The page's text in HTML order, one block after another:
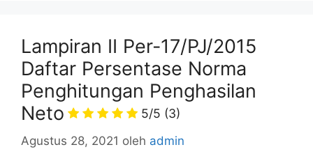
Lampiran II Per-17/PJ/2015
Daftar Persentase Norma
Penghitungan Penghasilan
Neto
5/5 (3)
Agustus 28, 2021 oleh admin